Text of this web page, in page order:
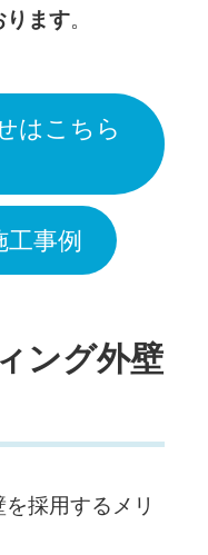
ります。
はこちら
工事例
ング外壁
採用するメリ